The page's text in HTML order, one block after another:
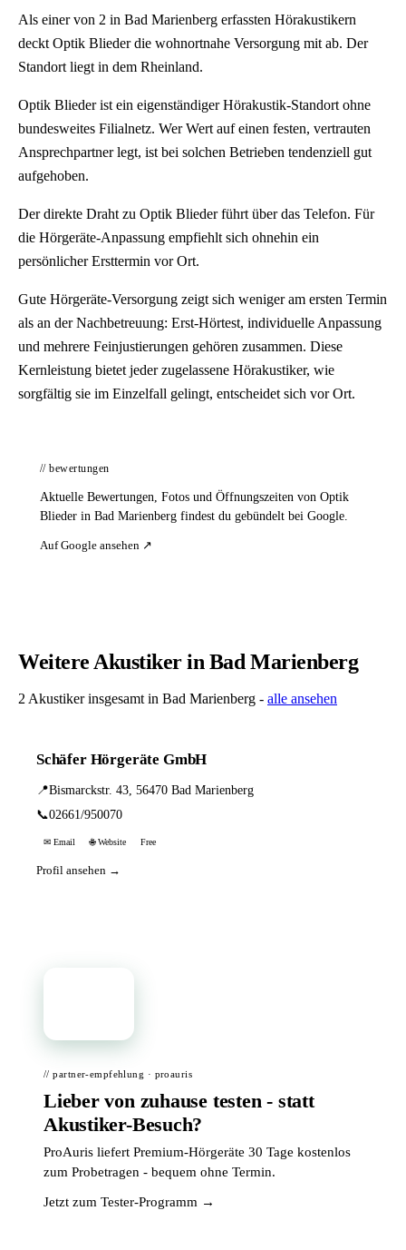
Als einer von 2 in Bad Marienberg erfassten Hörakustikern
deckt Optik Blieder die wohnortnahe Versorgung mit ab. Der
Standort liegt in dem Rheinland.
Optik Blieder ist ein eigenständiger Hörakustik-Standort ohne
bundesweites Filialnetz. Wer Wert auf einen festen, vertrauten
Ansprechpartner legt, ist bei solchen Betrieben tendenziell gut
aufgehoben.
Der direkte Draht zu Optik Blieder führt über das Telefon. Für
die Hörgeräte-Anpassung empfiehlt sich ohnehin ein
persönlicher Ersttermin vor Ort.
Gute Hörgeräte-Versorgung zeigt sich weniger am ersten Termin
als an der Nachbetreuung: Erst-Hörtest, individuelle Anpassung
und mehrere Feinjustierungen gehören zusammen. Diese
Kernleistung bietet jeder zugelassene Hörakustiker, wie
sorgfältig sie im Einzelfall gelingt, entscheidet sich vor Ort.
// bewertungen
Aktuelle Bewertungen, Fotos und Öffnungszeiten von Optik
Blieder in Bad Marienberg findest du gebündelt bei Google.
Auf Google ansehen ↗
Weitere Akustiker in Bad Marienberg
2 Akustiker insgesamt in Bad Marienberg - alle ansehen
Schäfer Hörgeräte GmbH
📍Bismarckstr. 43, 56470 Bad Marienberg
📞02661/950070
✉ Email 🌐 Website Free
Profil ansehen →
// partner-empfehlung · proauris
Lieber von zuhause testen - statt
Akustiker-Besuch?
ProAuris liefert Premium-Hörgeräte 30 Tage kostenlos
zum Probetragen - bequem ohne Termin.
Jetzt zum Tester-Programm →